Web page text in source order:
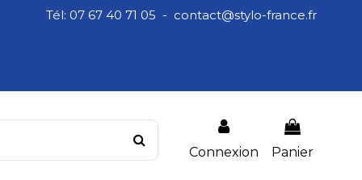
Tél: 07 67 40 71 05 - contact@stylo-france.fr
Connexion Panier